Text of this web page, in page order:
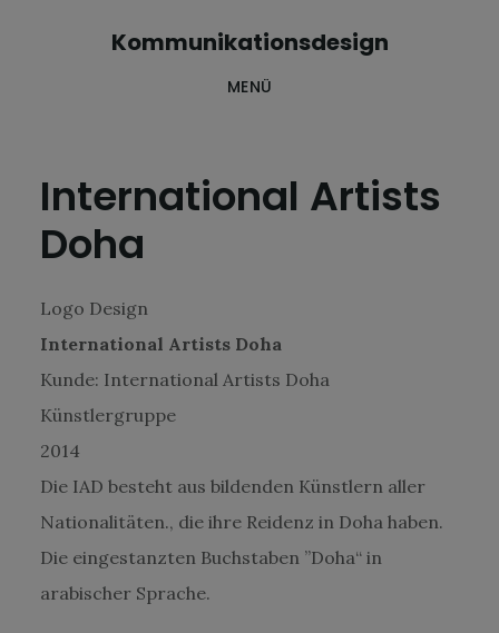
Kommunikationsdesign
MENÜ
International Artists
Doha
Logo Design
International Artists Doha
Kunde: International Artists Doha
Künstlergruppe
2014
Die IAD besteht aus bildenden Künstlern aller
Nationalitäten., die ihre Reidenz in Doha haben.
Die eingestanzten Buchstaben ”Doha“ in
arabischer Sprache.